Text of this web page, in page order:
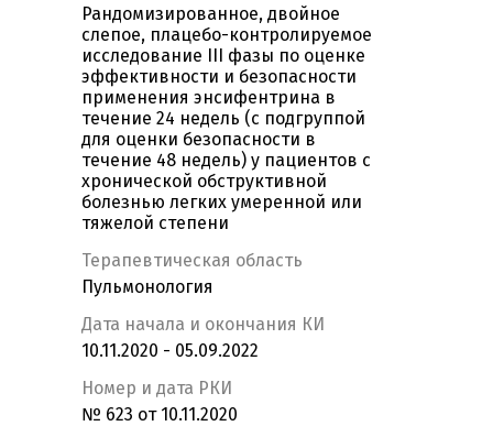
Рандомизированное, двойное
слепое, плацебо-контролируемое
исследование III фазы по оценке
эффективности и безопасности
применения энсифентрина в
течение 24 недель (с подгруппой
для оценки безопасности в
течение 48 недель) у пациентов с
хронической обструктивной
болезнью легких умеренной или
тяжелой степени
Терапевтическая область
Пульмонология
Дата начала и окончания КИ
10.11.2020 - 05.09.2022
Номер и дата РКИ
№ 623 от 10.11.2020